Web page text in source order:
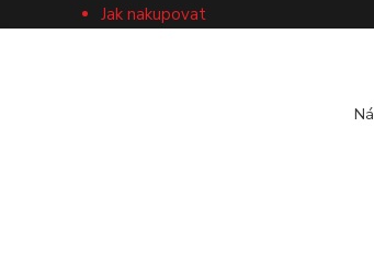
Jak nakupovat